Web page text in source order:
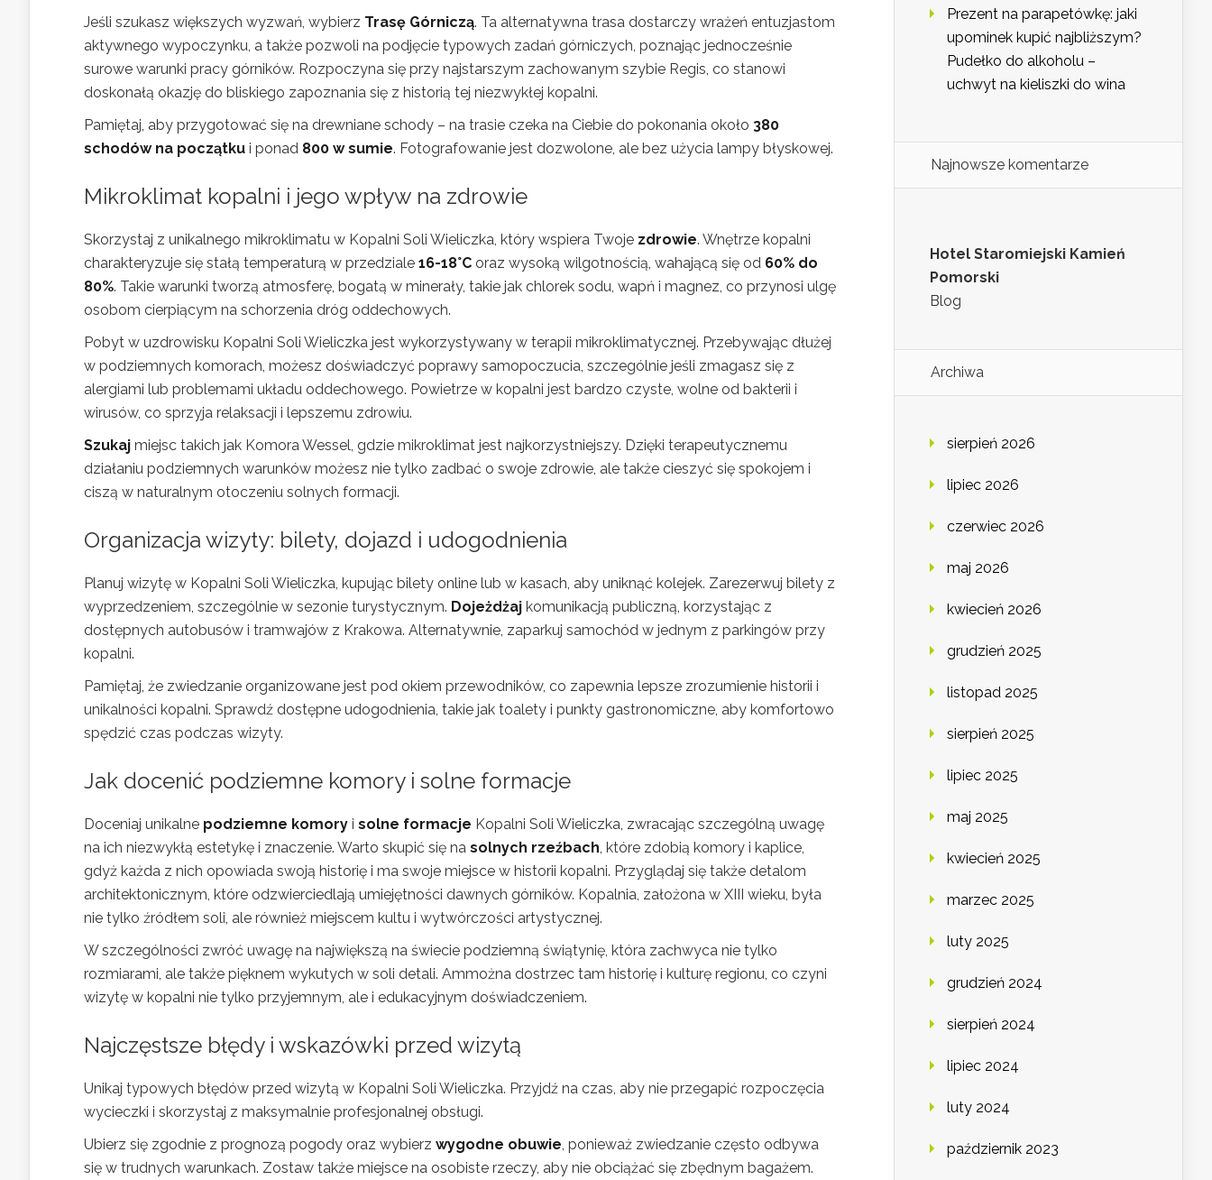
Jeśli szukasz większych wyzwań, wybierz Trasę Górniczą. Ta alternatywna trasa dostarczy wrażeń entuzjastom
aktywnego wypoczynku, a także pozwoli na podjęcie typowych zadań górniczych, poznając jednocześnie
surowe warunki pracy górników. Rozpoczyna się przy najstarszym zachowanym szybie Regis, co stanowi
doskonałą okazję do bliskiego zapoznania się z historią tej niezwykłej kopalni.
Pamiętaj, aby przygotować się na drewniane schody – na trasie czeka na Ciebie do pokonania około 380
schodów na początku i ponad 800 w sumie. Fotografowanie jest dozwolone, ale bez użycia lampy błyskowej.
Mikroklimat kopalni i jego wpływ na zdrowie
Skorzystaj z unikalnego mikroklimatu w Kopalni Soli Wieliczka, który wspiera Twoje zdrowie. Wnętrze kopalni
charakteryzuje się stałą temperaturą w przedziale 16-18°C oraz wysoką wilgotnością, wahającą się od 60% do
80%. Takie warunki tworzą atmosferę, bogatą w minerały, takie jak chlorek sodu, wapń i magnez, co przynosi ulgę
osobom cierpiącym na schorzenia dróg oddechowych.
Pobyt w uzdrowisku Kopalni Soli Wieliczka jest wykorzystywany w terapii mikroklimatycznej. Przebywając dłużej
w podziemnych komorach, możesz doświadczyć poprawy samopoczucia, szczególnie jeśli zmagasz się z
alergiami lub problemami układu oddechowego. Powietrze w kopalni jest bardzo czyste, wolne od bakterii i
wirusów, co sprzyja relaksacji i lepszemu zdrowiu.
Szukaj miejsc takich jak Komora Wessel, gdzie mikroklimat jest najkorzystniejszy. Dzięki terapeutycznemu
działaniu podziemnych warunków możesz nie tylko zadbać o swoje zdrowie, ale także cieszyć się spokojem i
ciszą w naturalnym otoczeniu solnych formacji.
Organizacja wizyty: bilety, dojazd i udogodnienia
Planuj wizytę w Kopalni Soli Wieliczka, kupując bilety online lub w kasach, aby uniknąć kolejek. Zarezerwuj bilety z
wyprzedzeniem, szczególnie w sezonie turystycznym. Dojeżdżaj komunikacją publiczną, korzystając z
dostępnych autobusów i tramwajów z Krakowa. Alternatywnie, zaparkuj samochód w jednym z parkingów przy
kopalni.
Pamiętaj, że zwiedzanie organizowane jest pod okiem przewodników, co zapewnia lepsze zrozumienie historii i
unikalności kopalni. Sprawdź dostępne udogodnienia, takie jak toalety i punkty gastronomiczne, aby komfortowo
spędzić czas podczas wizyty.
Jak docenić podziemne komory i solne formacje
Doceniaj unikalne podziemne komory i solne formacje Kopalni Soli Wieliczka, zwracając szczególną uwagę
na ich niezwykłą estetykę i znaczenie. Warto skupić się na solnych rzeźbach , które zdobią komory i kaplice,
gdyż każda z nich opowiada swoją historię i ma swoje miejsce w historii kopalni. Przyglądaj się także detalom
architektonicznym, które odzwierciedlają umiejętności dawnych górników. Kopalnia, założona w XIII wieku, była
nie tylko źródłem soli, ale również miejscem kultu i wytwórczości artystycznej.
W szczególności zwróć uwagę na największą na świecie podziemną świątynię, która zachwyca nie tylko
rozmiarami, ale także pięknem wykutych w soli detali. Ammożna dostrzec tam historię i kulturę regionu, co czyni
wizytę w kopalni nie tylko przyjemnym, ale i edukacyjnym doświadczeniem.
Najczęstsze błędy i wskazówki przed wizytą
Unikaj typowych błędów przed wizytą w Kopalni Soli Wieliczka. Przyjdź na czas, aby nie przegapić rozpoczęcia
wycieczki i skorzystaj z maksymalnie profesjonalnej obsługi.
Ubierz się zgodnie z prognozą pogody oraz wybierz wygodne obuwie , ponieważ zwiedzanie często odbywa
się w trudnych warunkach. Zostaw także miejsce na osobiste rzeczy, aby nie obciążać się zbędnym bagażem.
Prezent na parapetówkę: jaki
upominek kupić najbliższym?
Pudełko do alkoholu –
uchwyt na kieliszki do wina
Najnowsze komentarze
Hotel Staromiejski Kamień
Pomorski
Blog
Archiwa
sierpień 2026
lipiec 2026
czerwiec 2026
maj 2026
kwiecień 2026
grudzień 2025
listopad 2025
sierpień 2025
lipiec 2025
maj 2025
kwiecień 2025
marzec 2025
luty 2025
grudzień 2024
sierpień 2024
lipiec 2024
luty 2024
październik 2023